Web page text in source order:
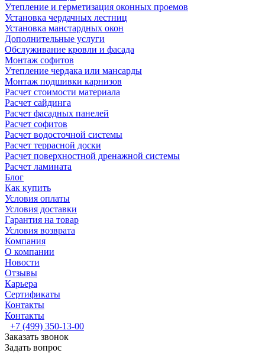
Утепление и герметизация оконных проемов
Установка чердачных лестниц
Установка манстардных окон
Дополнительные услуги
Обслуживание кровли и фасада
Монтаж софитов
Утепление чердака или мансарды
Монтаж подшивки карнизов
Расчет стоимости материала
Расчет сайдинга
Расчет фасадных панелей
Расчет софитов
Расчет водосточной системы
Расчет террасной доски
Расчет поверхностной дренажной системы
Расчет ламината
Блог
Как купить
Условия оплаты
Условия доставки
Гарантия на товар
Условия возврата
Компания
О компании
Новости
Отзывы
Карьера
Сертификаты
Контакты
Контакты
+7 (499) 350-13-00
Заказать звонок
Задать вопрос